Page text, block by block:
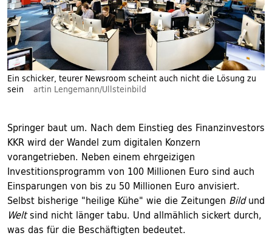
Ein schicker, teurer Newsroom scheint auch nicht die Lösung zu
sein artin Lengemann/Ullsteinbild
Springer baut um. Nach dem Einstieg des Finanzinvestors
KKR wird der Wandel zum digitalen Konzern
vorangetrieben. Neben einem ehrgeizigen
Investitionsprogramm von 100 Millionen Euro sind auch
Einsparungen von bis zu 50 Millionen Euro anvisiert.
Selbst bisherige "heilige Kühe" wie die Zeitungen Bildund
Weltsind nicht länger tabu. Und allmählich sickert durch,
was das für die Beschäftigten bedeutet.